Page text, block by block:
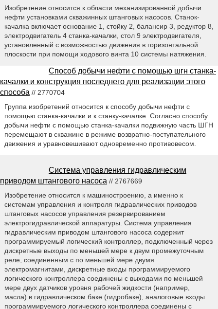
Изобретение относится к области механизированной добычи
нефти установками скважинных штанговых насосов. Станок-
качалка включает основание 1, стойку 2, балансир 3, редуктор 8,
электродвигатель 4 станка-качалки, стол 9 электродвигателя,
установленный с возможностью движения в горизонтальной
плоскости при помощи ходового винта 10 системы натяжения.
Способ добычи нефти с помощью шгн станка-
качалки и конструкция последнего для реализации этого
способа // 2770704
Группа изобретений относится к способу добычи нефти с
помощью станка-качалки и к станку-качалке. Согласно способу
добычи нефти с помощью станка-качалки подвижную часть ШГН
перемещают в скважине в режиме возвратно-поступательного
движения и уравновешивают одновременно противовесом.
Система управления гидравлическим
приводом штангового насоса // 2767669
Изобретение относится к машиностроению, а именно к
системам управления и контроля гидравлических приводов
штанговых насосов управления резервированием
электрогидравлической аппаратуры. Система управления
гидравлическим приводом штангового насоса содержит
программируемый логический контроллер, подключенный через
дискретные выходы по меньшей мере к двум промежуточным
реле, соединенным с по меньшей мере двумя
электромагнитами, дискретные входы программируемого
логического контроллера соединены с выходами по меньшей
мере двух датчиков уровня рабочей жидкости (например,
масла) в гидравлическом баке (гидробаке), аналоговые входы
программируемого логического контроллера соединены с